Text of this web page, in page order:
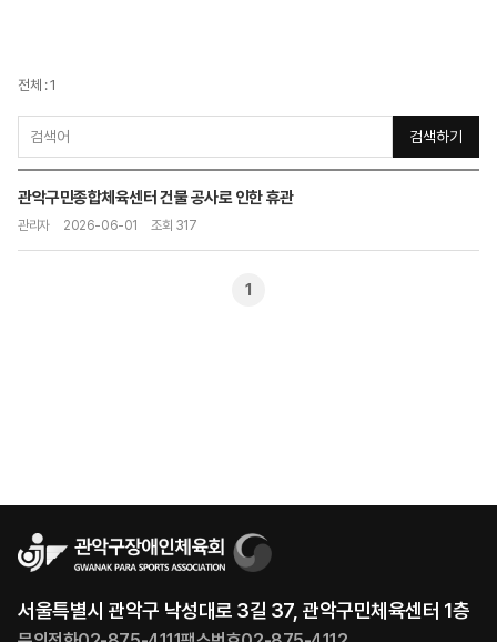
전체 : 1
검색하기
관악구민종합체육센터 건물 공사로 인한 휴관
관리자 2026-06-01 조회 317
1
서울특별시 관악구 낙성대로 3길 37, 관악구민체육센터 1층